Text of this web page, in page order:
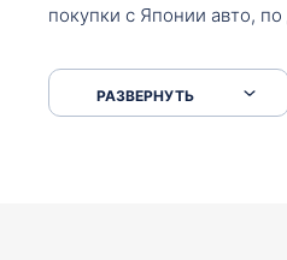
покупки с Японии авто,
что заполнить, куда
приехал за авто. Меня
РАЗВЕРНУТЬ